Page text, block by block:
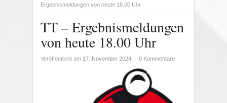
Ergebnismeldungen von heute 18.00 Uhr
TT – Ergebnismeldungen
von heute 18.00 Uhr
Veröffentlicht am 17. November 2024 0 Kommentare